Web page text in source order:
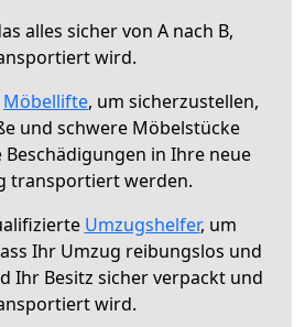
alles sicher von A nach B,
wird.
Möbellifte, um sicherzustellen,
und schwere Möbelstücke
in Ihre neue
transportiert werden.
Umzugshelfer, um
Ihr Umzug reibungslos und
Ihr Besitz sicher verpackt und
wird.